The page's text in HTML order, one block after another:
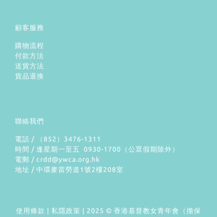
顧客服務
購物流程
付款方法
送貨方法
貨品退換
聯絡我們
電話 / （852）3476-1311
時間 / 逢星期一至五 0930-1700（公眾假期除外）
電郵 / crdd@ywca.org.hk
地址 / 中環麥當勞道1號2樓208室
使用條款 私隱政策
| 2025 © 香港基督教女青年會（擔保